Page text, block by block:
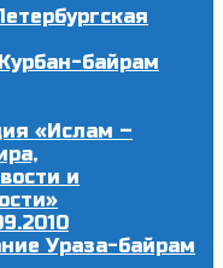
байрам
«Ислам –
и
Ураза-байрам